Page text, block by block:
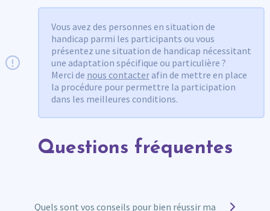
Vous avez des personnes en situation de
handicap parmi les participants ou vous
présentez une situation de handicap nécessitant
une adaptation spécifique ou particulière ?
Merci de nous contacterafin de mettre en place
la procédure pour permettre la participation
dans les meilleures conditions.
Questions fréquentes
Quels sont vos conseils pour bien réussir ma